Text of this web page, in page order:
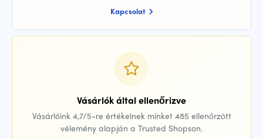
Kapcsolat
Vásárlók által ellenőrizve
Vásárlóink 4,7/5-re értékelnek minket 485 ellenőrzött
vélemény alapján a Trusted Shopson.